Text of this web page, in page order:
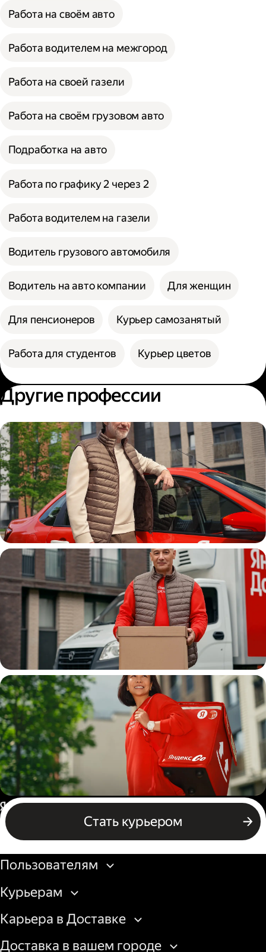
Работа на своём авто
Работа водителем на межгород
Работа на своей газели
Работа на своём грузовом авто
Подработка на авто
Работа по графику 2 через 2
Работа водителем на газели
Водитель грузового автомобиля
Водитель на авто компании Для женщин
Для пенсионеров Курьер самозанятый
Работа для студентов Курьер цветов
Другие профессии
Автокурьер
Водитель
грузовой машины
Пеший курьер
Стать курьером
Россия
Бизнесу
Пользователям
Курьерам
Карьера в Доставке
Доставка в вашем городе